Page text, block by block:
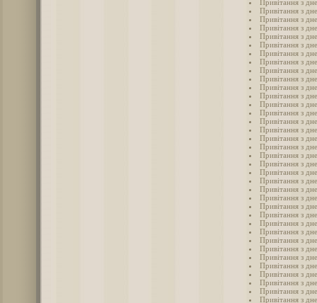
Привітання з
Привітання з
Привітання з
Привітання з
Привітання з
Привітання з
Привітання з
Привітання з
Привітання з
Привітання з
Привітання з
Привітання з
Привітання з
Привітання з
Привітання з
Привітання з
Привітання з
Привітання з
Привітання з
Привітання з
Привітання з
Привітання з
Привітання з
Привітання з
Привітання з
Привітання з
Привітання з
Привітання з
Привітання з
Привітання з
Привітання з
Привітання з
Привітання з
Привітання з
Привітання з
Привітання з